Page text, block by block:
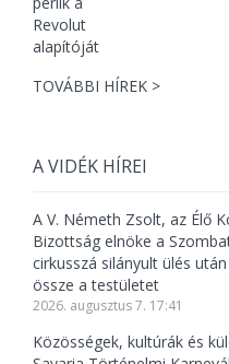
TOVÁBBI HÍREK >
A VIDÉK HÍREI
A V. Németh Zsolt, az Élő
Bizottság elnöke a
cirkusszá silányult ülés
össze a testületet
2026. augusztus 7. 17:41
Közösségek, kultúrák és